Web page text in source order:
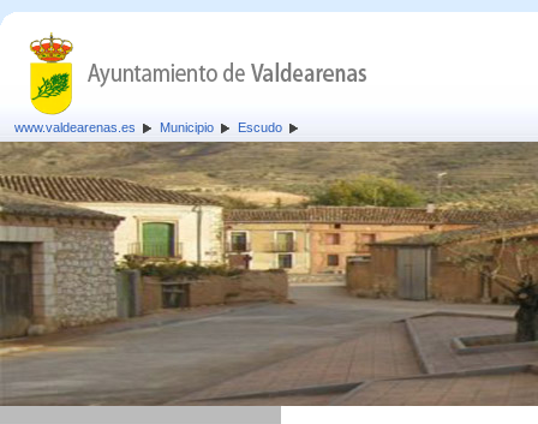
www.valdearenas.es Municipio Escudo